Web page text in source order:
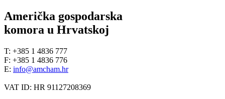
Američka gospodarska
komora u Hrvatskoj
T: +385 1 4836 777
F: +385 1 4836 776
E: info@amcham.hr
VAT ID: HR 91127208369